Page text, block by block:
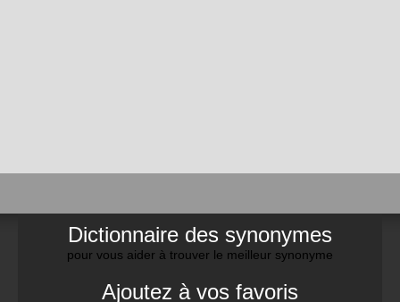
Dictionnaire des synonymes
pour vous aider à trouver le meilleur synonyme
Ajoutez à vos favoris